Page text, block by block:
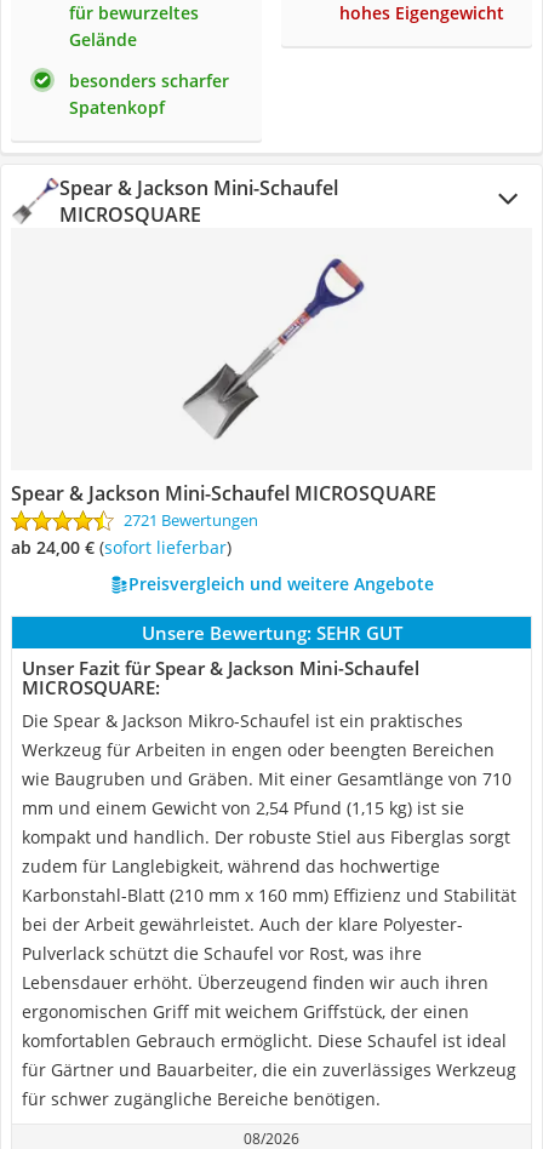
für bewurzeltes
Gelände
besonders scharfer
Spatenkopf
hohes Eigengewicht
Spear & Jackson Mini-Schaufel
MICROSQUARE
Spear & Jackson Mini-Schaufel MICROSQUARE
2721 Bewertungen
ab 24,00 € ( Sofort lieferbar)
Preisvergleich und weitere Angebote
Unsere Bewertung: SEHR GUT
Unser Fazit für Spear & Jackson Mini-Schaufel
MICROSQUARE:
Die Spear & Jackson Mikro-Schaufel ist ein praktisches
Werkzeug für Arbeiten in engen oder beengten Bereichen
wie Baugruben und Gräben. Mit einer Gesamtlänge von 710
mm und einem Gewicht von 2,54 Pfund (1,15 kg) ist sie
kompakt und handlich. Der robuste Stiel aus Fiberglas sorgt
zudem für Langlebigkeit, während das hochwertige
Karbonstahl-Blatt (210 mm x 160 mm) Effizienz und Stabilität
bei der Arbeit gewährleistet. Auch der klare Polyester-
Pulverlack schützt die Schaufel vor Rost, was ihre
Lebensdauer erhöht. Überzeugend finden wir auch ihren
ergonomischen Griff mit weichem Griffstück, der einen
komfortablen Gebrauch ermöglicht. Diese Schaufel ist ideal
für Gärtner und Bauarbeiter, die ein zuverlässiges Werkzeug
für schwer zugängliche Bereiche benötigen.
08/2026